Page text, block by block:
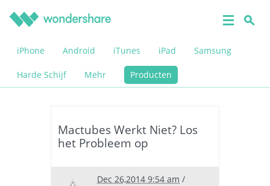
iPhone Android iTunes iPad Samsung
Harde Schijf Mehr Producten
Mactubes Werkt Niet? Los
het Probleem op
Dec 26,2014 9:54 am /